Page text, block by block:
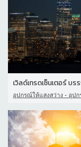
อุปกรณ์ให้แสงสว่าง - อุป